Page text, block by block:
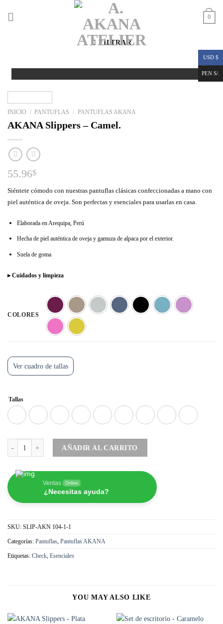
0
FILTRAR
INICIO / PANTUFLAS / PANTUFLAS AKANA
AKANA Slippers – Camel.
55.96$
Siéntete cómodo con nuestras pantuflas clásicas confeccionadas a mano con
piel auténtica de oveja. Son perfectas y esenciales para usarlas en casa.
Elaborada en Arequipa, Perú
Hecha de piel auténtica de oveja y gamuza de alpaca por el exterior.
Suela de goma
▸ Cuidados y limpieza
COLORES
Ver cuadro de tallas
Tallas
AKANA Slippers - Camel. cantidad
AÑADIR AL CARRITO
Ventas Online
¿Necesitas ayuda?
SKU: SLIP-AKN 104-1-1
Categorías: Pantuflas Pantuflas AKANA
Etiquetas: Check Esenciales
YOU MAY ALSO LIKE
USD $
PEN S/.